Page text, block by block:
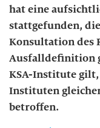
hat eine
stattgefunden,
Konsultation des
Ausfalldefinition
KSA-Institutegilt,
Instituten
betroffen.